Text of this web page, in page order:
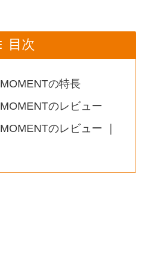
目次
の特長
のレビュー
のレビュー ｜